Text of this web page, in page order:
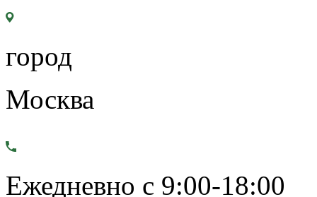
город
Москва
Ежедневно с 9:00-18:00